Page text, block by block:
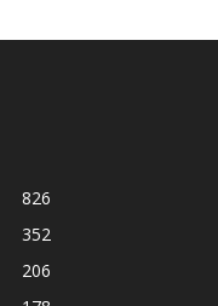
826
352
206